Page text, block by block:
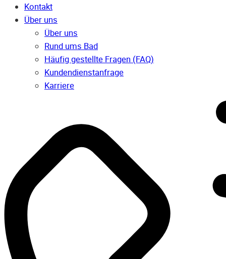
Kontakt
Über uns
Über uns
Rund ums Bad
Häufig gestellte Fragen (FAQ)
Kunden­dienst­anfrage
Karriere